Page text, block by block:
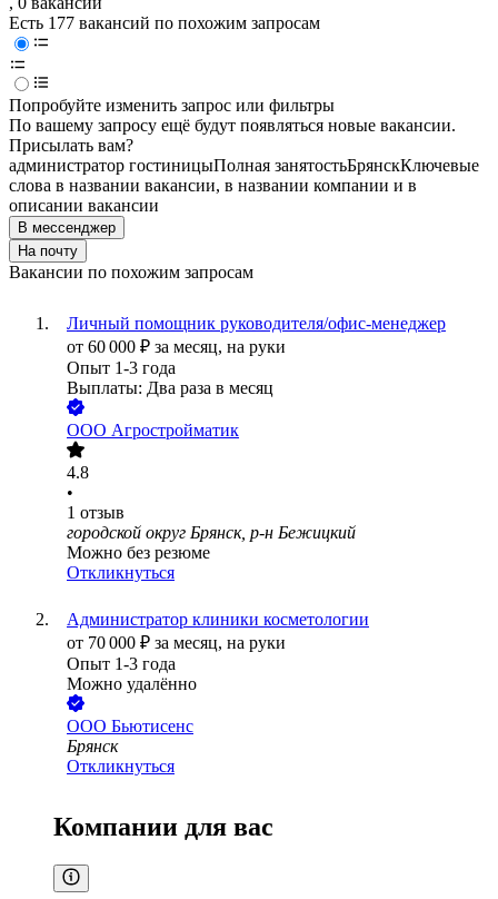
Есть 177 вакансий по похожим запросам
Попробуйте изменить запрос или фильтры
По вашему запросу ещё будут появляться новые вакансии.
Присылать вам?
администратор гостиницыПолная занятостьБрянскКлючевые
слова в названии вакансии, в названии компании и в
описании вакансии
В мессенджер
На почту
Вакансии по похожим запросам
Личный помощник руководителя/офис-менеджер
от 60 000 ₽ за месяц, на руки
Опыт 1-3 года
Выплаты: Два раза в месяц
ООО Агростройматик
4.8
•
1 отзыв
городской округ Брянск, р-н Бежицкий
Можно без резюме
Откликнуться
Администратор клиники косметологии
от 70 000 ₽ за месяц, на руки
Опыт 1-3 года
Можно удалённо
ООО Бьютисенс
Брянск
Откликнуться
Компании для вас